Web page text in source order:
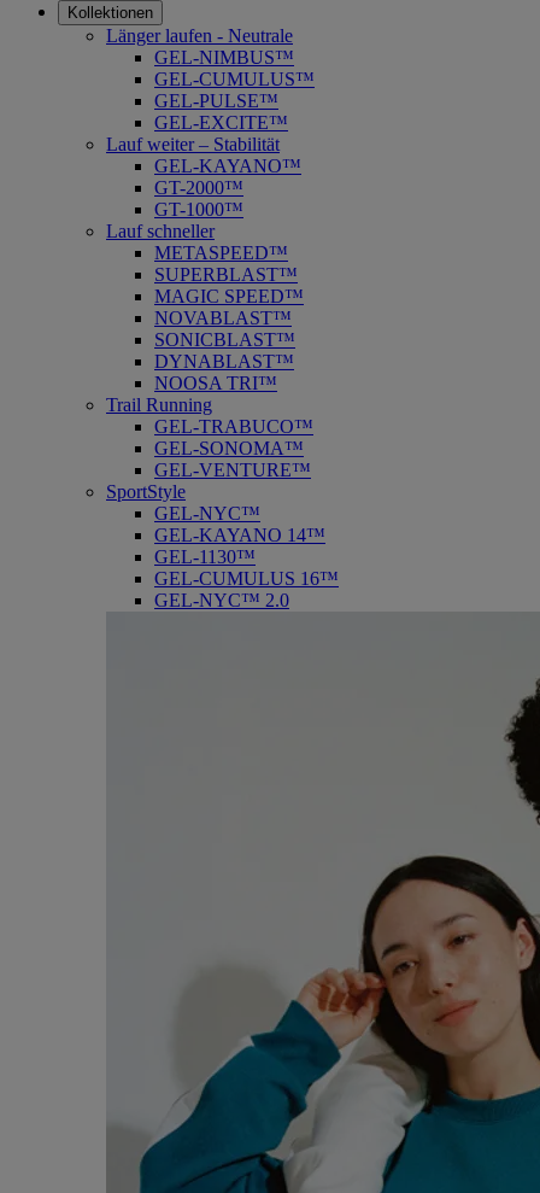
Kollektionen
Länger laufen - Neutrale
GEL-NIMBUS™
GEL-CUMULUS™
GEL-PULSE™
GEL-EXCITE™
Lauf weiter – Stabilität
GEL-KAYANO™
GT-2000™
GT-1000™
Lauf schneller
METASPEED™
SUPERBLAST™
MAGIC SPEED™
NOVABLAST™
SONICBLAST™
DYNABLAST™
NOOSA TRI™
Trail Running
GEL-TRABUCO™
GEL-SONOMA™
GEL-VENTURE™
SportStyle
GEL-NYC™
GEL-KAYANO 14™
GEL-1130™
GEL-CUMULUS 16™
GEL-NYC™ 2.0